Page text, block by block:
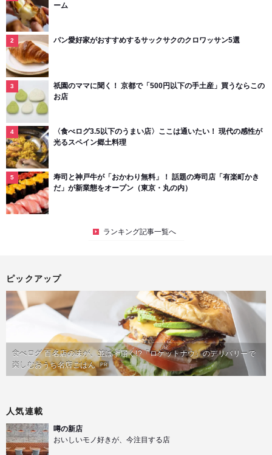
ーム
パン愛好家がおすすめするサックサクのクロワッサン5選
祇園のママに聞く！ 京都で「500円以下の手土産」買うならこの
お店
〈食べログ3.5以下のうまい店〉ここは通いたい！ 現代の感性が
光るスペイン郷土料理
寿司と神戸牛が「おかわり無料」！ 話題の寿司店「有楽町かき
だ」が新業態をオープン（東京・丸の内）
ランキング記事一覧へ
ピックアップ
食べログ 百名店の味が、並ばず届く!?「ロケットナウ」のデリバリーで
楽しむおうち名店ごはん PR
人気連載
噂の新店
おいしいモノ好きが、今注目する店